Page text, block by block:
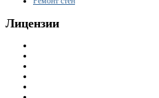
Лицензии